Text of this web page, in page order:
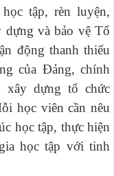
tập, rèn luyện,
dựng và bảo vệ Tổ
động thanh thiếu
của Đảng, chính
xây dựng tổ chức
học viên cần nêu
học tập, thực hiện
học tập với tinh